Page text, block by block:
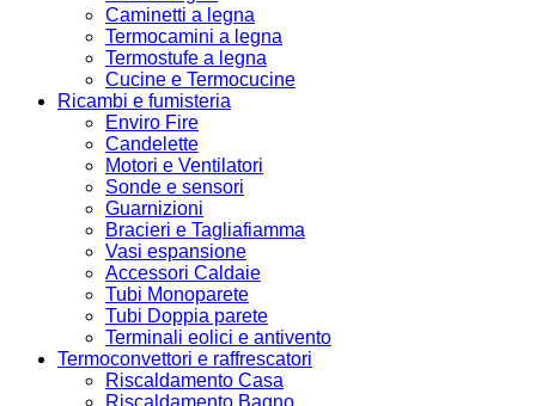
Caminetti a legna
Termocamini a legna
Termostufe a legna
Cucine e Termocucine
Ricambi e fumisteria
Enviro Fire
Candelette
Motori e Ventilatori
Sonde e sensori
Guarnizioni
Bracieri e Tagliafiamma
Vasi espansione
Accessori Caldaie
Tubi Monoparete
Tubi Doppia parete
Terminali eolici e antivento
Termoconvettori e raffrescatori
Riscaldamento Casa
Riscaldamento Bagno